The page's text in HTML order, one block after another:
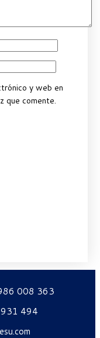
y web en
que comente.
008 363
494